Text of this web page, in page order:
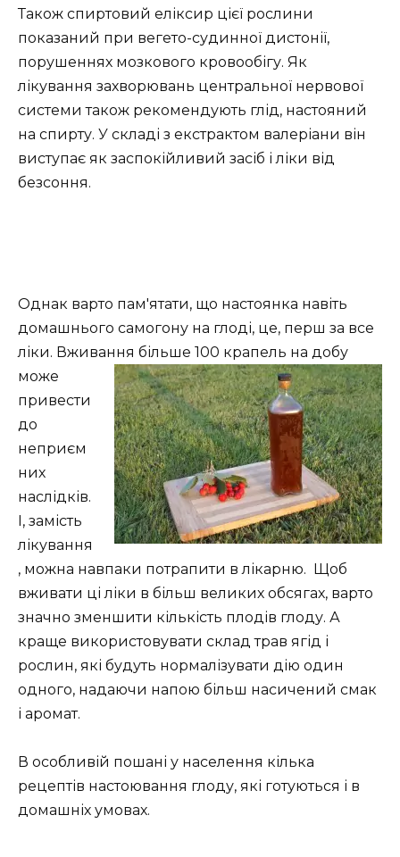
Також спиртовий еліксир цієї рослини
показаний при вегето-судинної дистонії,
порушеннях мозкового кровообігу. Як
лікування захворювань центральної нервової
системи також рекомендують глід, настояний
на спирту. У складі з екстрактом валеріани він
виступає як заспокійливий засіб і ліки від
безсоння.
Однак варто пам'ятати, що настоянка навіть
домашнього самогону на глоді, це, перш за все
ліки. Вживання більше 100 крапель на добу
може
привести
до
неприєм
них
наслідків.
І, замість
лікування
, можна навпаки потрапити в лікарню. Щоб
вживати ці ліки в більш великих обсягах, варто
значно зменшити кількість плодів глоду. А
краще використовувати склад трав ягід і
рослин, які будуть нормалізувати дію один
одного, надаючи напою більш насичений смак
і аромат.
В особливій пошані у населення кілька
рецептів настоювання глоду, які готуються і в
домашніх умовах.